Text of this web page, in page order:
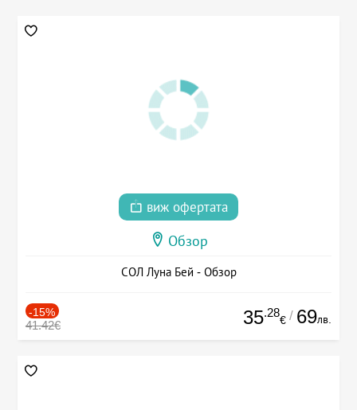
виж офертата
Обзор
СОЛ Луна Бей - Обзор
-15%
41.42€ 35.28
€ / 69лв.